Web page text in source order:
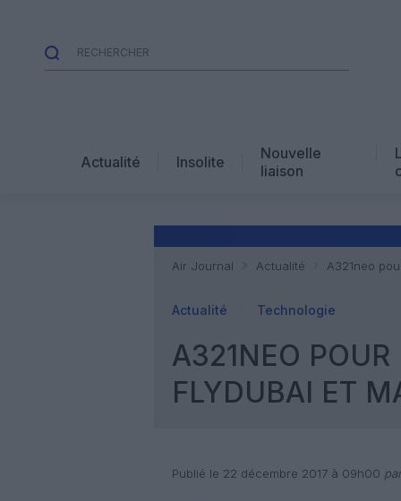
Actualité Insolite
Nouvelle
liaison
Air Journal Actualité A321neo
Actualité Technologie
A321NEO
FLYDUBAI ET
Publié le 22 décembre 2017 à 09h00